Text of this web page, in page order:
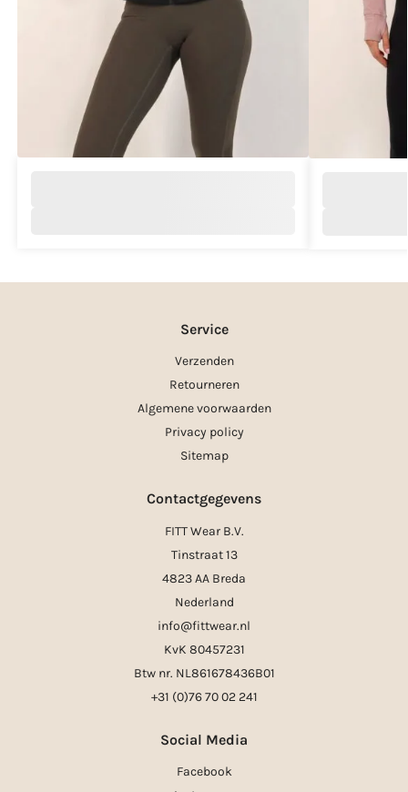
Service
Verzenden
Retourneren
Algemene voorwaarden
Privacy policy
Sitemap
Contactgegevens
FITT Wear B.V.
Tinstraat 13
4823 AA Breda
Nederland
info@fittwear.nl
KvK 80457231
Btw nr. NL861678436B01
+31 (0)76 70 02 241
Social Media
Facebook